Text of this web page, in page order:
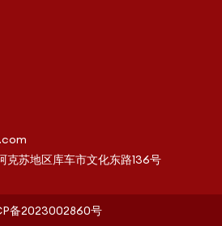
克苏地区库车市文化东路136号
备2023002860号